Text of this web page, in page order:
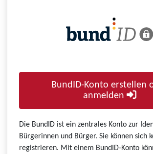
BundID-Konto erstellen
anmelden
Die BundID ist ein zentrales Konto zur
Bürgerinnen und Bürger. Sie können sich
registrieren. Mit einem BundID-Konto